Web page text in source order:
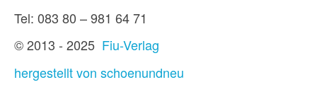
Tel: 083 80 – 981 64 71
© 2013 - 2025 Fiu-Verlag
hergestellt von schoenundneu